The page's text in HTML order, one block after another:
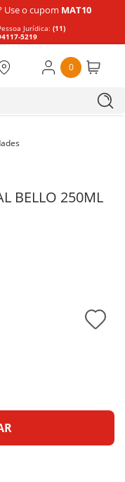
Use o cupom MAT10
Jurídica: (11)
5219
0
BELLO 250ML